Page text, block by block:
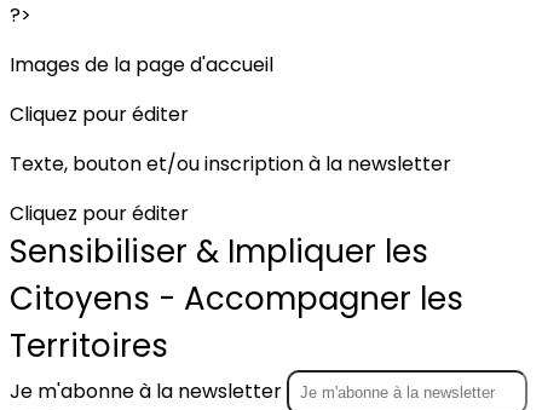
?>
Images de la page d'accueil
Cliquez pour éditer
Texte, bouton et/ou inscription à la newsletter
Cliquez pour éditer
Sensibiliser & Impliquer les
Citoyens - Accompagner les
Territoires
Je m'abonne à la newsletter